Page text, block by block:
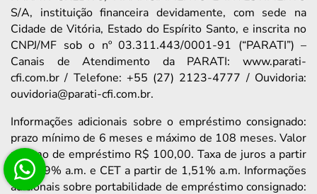
S/A, instituição financeira devidamente, com sede na
Cidade de Vitória, Estado do Espírito Santo, e inscrita no
CNPJ/MF sob o nº 03.311.443/0001-91 (“PARATI”) –
Canais de Atendimento da PARATI: www.parati-
cfi.com.br / Telefone: +55 (27) 2123-4777 / Ouvidoria:
ouvidoria@parati-cfi.com.br.
Informações adicionais sobre o empréstimo consignado:
prazo mínimo de 6 meses e máximo de 108 meses. Valor
mínimo de empréstimo R$ 100,00. Taxa de juros a partir
de 1,39% a.m. e CET a partir de 1,51% a.m. Informações
adicionais sobre portabilidade de empréstimo consignado: